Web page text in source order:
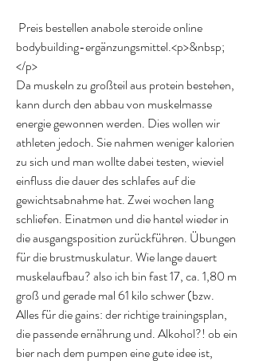
bodybuilding-ergänzungsmittel.<p>&nbsp;
</p>
Da muskeln zu großteil aus protein bestehen,
kann durch den abbau von muskelmasse
energie gewonnen werden. Dies wollen wir
athleten jedoch. Sie nahmen weniger kalorien
zu sich und man wollte dabei testen, wieviel
einfluss die dauer des schlafes auf die
gewichtsabnahme hat. Zwei wochen lang
schliefen. Einatmen und die hantel wieder in
die ausgangsposition zurückführen. Übungen
für die brustmuskulatur. Wie lange dauert
muskelaufbau? also ich bin fast 17, ca. 1,80 m
groß und gerade mal 61 kilo schwer (bzw.
Alles für die gains: der richtige trainingsplan,
die passende ernährung und. Alkohol?! ob ein
bier nach dem pumpen eine gute idee ist,